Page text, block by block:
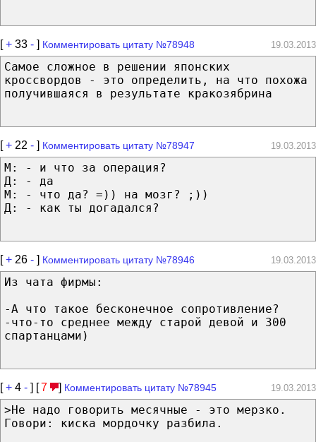
[+ 33 - ] Комментировать цитату №78948 19.03.2013
Самое сложное в решении японских
кроссвордов - это определить, на что похожа
получившаяся в результате кракозябрина
[+ 22 - ] Комментировать цитату №78947 19.03.2013
М: - и что за операция?
Д: - да
М: - что да? =)) на мозг? ;))
Д: - как ты догадался?
[+ 26 - ] Комментировать цитату №78946 19.03.2013
Из чата фирмы:
-А что такое бесконечное сопротивление?
-что-то среднее между старой девой и 300
спартанцами)
[+ 4 - ] [7 ] Комментировать цитату №78945 19.03.2013
>Не надо говорить месячные - это мерзко.
Говори: киска мордочку разбила.